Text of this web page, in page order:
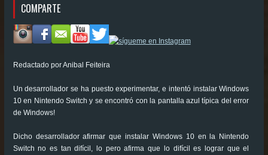
COMPARTE
Redactado por Anibal Feiteira
Un desarrollador se ha puesto experimentar, e intentó instalar Windows
10 en Nintendo Switch y se encontró con la pantalla azul típica del error
de Windows!
Dicho desarrollador afirmar que instalar Windows 10 en la Nintendo
Switch no es tan difícil, lo pero afirma que lo difícil es lograr que el